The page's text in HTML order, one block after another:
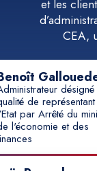
et les
CEA,
désigné
de
par Arrêté du
l'économie et des